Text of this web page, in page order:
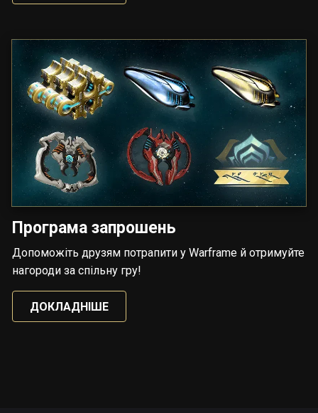
Програма запрошень
Допоможіть друзям потрапити у Warframe й отримуйте
нагороди за спільну гру!
ДОКЛАДНІШЕ